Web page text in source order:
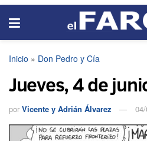
Inicio » Don Pedro y Cía
Jueves, 4 de
por Vicente y Adrián Álvarez